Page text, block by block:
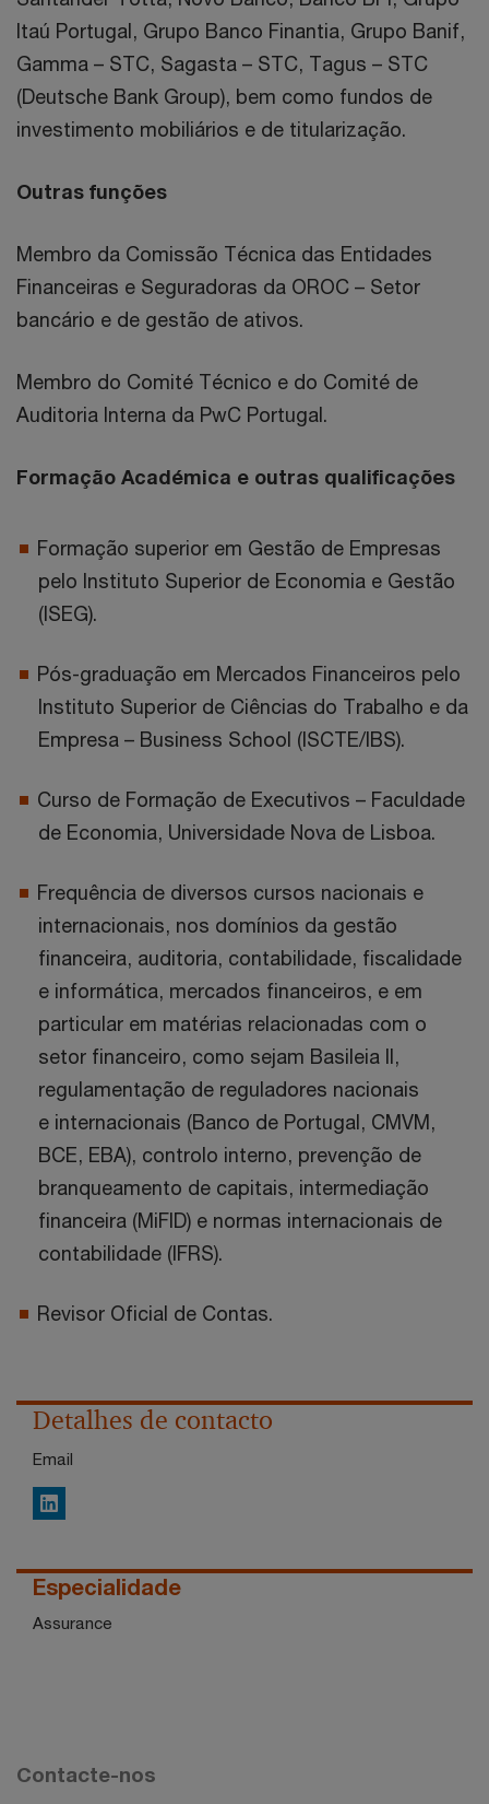
Itaú Portugal, Grupo Banco Finantia, Grupo Banif,
Gamma – STC, Sagasta – STC, Tagus – STC
(Deutsche Bank Group), bem como fundos de
investimento mobiliários e de titularização.
Outras funções
Membro da Comissão Técnica das Entidades
Financeiras e Seguradoras da OROC – Setor
bancário e de gestão de ativos.
Membro do Comité Técnico e do Comité de
Auditoria Interna da PwC Portugal.
Formação Académica e outras qualificações
Formação superior em Gestão de Empresas
pelo Instituto Superior de Economia e Gestão
(ISEG).
Pós-graduação em Mercados Financeiros pelo
Instituto Superior de Ciências do Trabalho e da
Empresa – Business School (ISCTE/IBS).
Curso de Formação de Executivos – Faculdade
de Economia, Universidade Nova de Lisboa.
Frequência de diversos cursos nacionais e
internacionais, nos domínios da gestão
financeira, auditoria, contabilidade, fiscalidade
e informática, mercados financeiros, e em
particular em matérias relacionadas com o
setor financeiro, como sejam Basileia II,
regulamentação de reguladores nacionais
e internacionais (Banco de Portugal, CMVM,
BCE, EBA), controlo interno, prevenção de
branqueamento de capitais, intermediação
financeira (MiFID) e normas internacionais de
contabilidade (IFRS).
Revisor Oficial de Contas.
Detalhes de contacto
Email
LinkedIn
Especialidade
Assurance
Contacte-nos